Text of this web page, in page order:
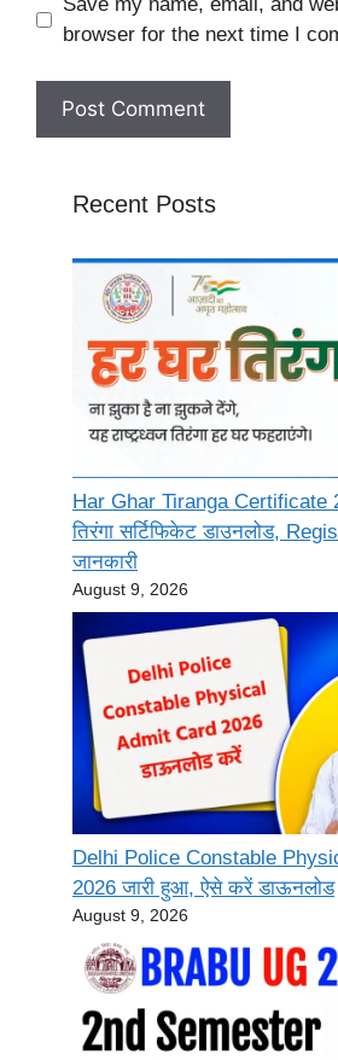
Save my name, email, and
browser for the next time I
Recent Posts
Har Ghar Tiranga Certificate
तिरंगा सर्टिफिकेट डाउनलोड,
जानकारी
August 9, 2026
Delhi Police Constable
2026 जारी हुआ, ऐसे करें डाऊनलोड
August 9, 2026